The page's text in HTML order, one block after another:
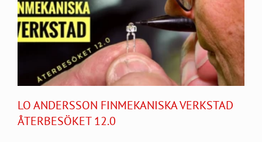
LO ANDERSSON FINMEKANISKA VERKSTAD
ÅTERBESÖKET 12.0